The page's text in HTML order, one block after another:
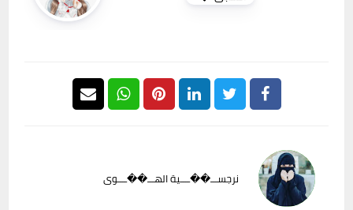
نرجســـ��ــــية الهـــ��ــــوى